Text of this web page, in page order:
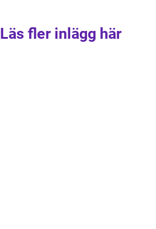
Läs fler inlägg här